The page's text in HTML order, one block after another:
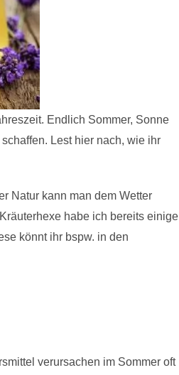
Endlich Sommer, Sonne
Lest hier nach, wie ihr
Natur kann man dem Wetter
habe ich bereits einige
könnt ihr bspw. in den
verursachen im Sommer oft